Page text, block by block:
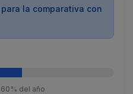
la comparativa con
del año